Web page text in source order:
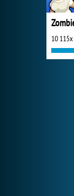
10 115x